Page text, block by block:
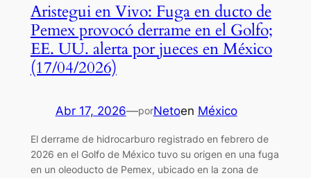
Aristegui en Vivo: Fuga en ducto de
Pemex provocó derrame en el Golfo;
EE. UU. alerta por jueces en México
(17/04/2026)
Abr 17, 2026—porNetoen México
El derrame de hidrocarburo registrado en febrero de
2026 en el Golfo de México tuvo su origen en una fuga
en un oleoducto de Pemex, ubicado en la zona de